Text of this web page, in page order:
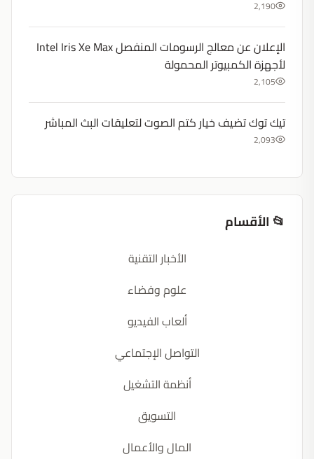
2,190
الإعلان عن معالج الرسومات المنفصل Intel Iris Xe Max
لأجهزة الكمبيوتر المحمولة
2,105
تيك توك تضيف خيار كتم الصوت لتعليقات البث المباشر
2,093
📂 الأقسام
الأخبار التقنية
علوم وفضاء
ألعاب الفيديو
التواصل الإجتماعي
أنظمة التشغيل
التسويق
المال والأعمال